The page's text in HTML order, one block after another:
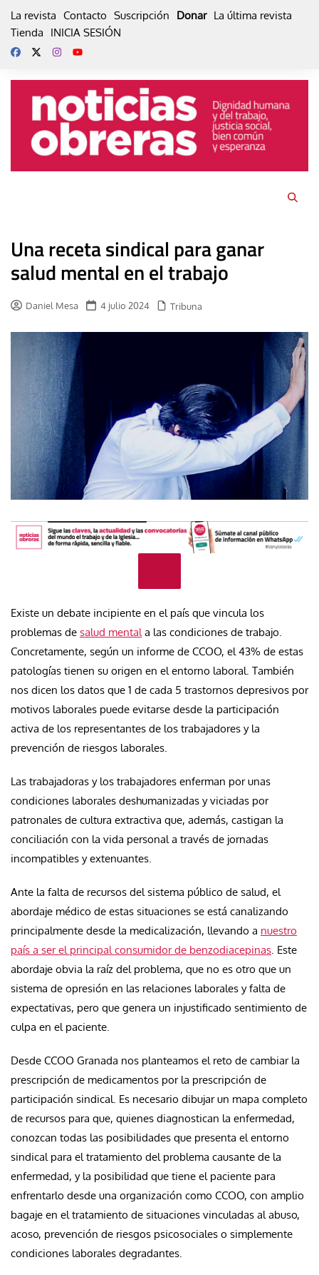
La revista Contacto Suscripción Donar La última revista
Tienda
INICIA SESIÓN
Una receta sindical para ganar
salud mental en el trabajo
Daniel Mesa 4 julio 2024 Tribuna
Existe un debate incipiente en el país que vincula los
problemas de salud mentala las condiciones de trabajo.
Concretamente, según un informe de CCOO, el 43% de estas
patologías tienen su origen en el entorno laboral. También
nos dicen los datos que 1 de cada 5 trastornos depresivos por
motivos laborales puede evitarse desde la participación
activa de los representantes de los trabajadores y la
prevención de riesgos laborales.
Las trabajadoras y los trabajadores enferman por unas
condiciones laborales deshumanizadas y viciadas por
patronales de cultura extractiva que, además, castigan la
conciliación con la vida personal a través de jornadas
incompatibles y extenuantes.
Ante la falta de recursos del sistema público de salud, el
abordaje médico de estas situaciones se está canalizando
principalmente desde la medicalización, llevando a nuestro
país a ser el principal consumidor de benzodiacepinas. Este
abordaje obvia la raíz del problema, que no es otro que un
sistema de opresión en las relaciones laborales y falta de
expectativas, pero que genera un injustificado sentimiento de
culpa en el paciente.
Desde CCOO Granada nos planteamos el reto de cambiar la
prescripción de medicamentos por la prescripción de
participación sindical. Es necesario dibujar un mapa completo
de recursos para que, quienes diagnostican la enfermedad,
conozcan todas las posibilidades que presenta el entorno
sindical para el tratamiento del problema causante de la
enfermedad, y la posibilidad que tiene el paciente para
enfrentarlo desde una organización como CCOO, con amplio
bagaje en el tratamiento de situaciones vinculadas al abuso,
acoso, prevención de riesgos psicosociales o simplemente
condiciones laborales degradantes.